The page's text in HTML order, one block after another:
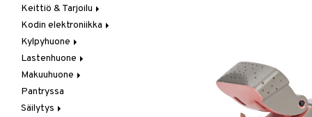
Keittiö & Tarjoilu
Aterimet
Kannut & Karahvit
Keittiösäilytys
Keittiötekstiilit
Keittiövälineet
Kodinkoneet
Kodin elektroniikka
Ääni
Kylpyhuone
Kylpyhuoneen sisustus
Kylpyhuoneen tarvikkeita
Kylpyhuoneen tekstiilit
Lastenhuone
Kylpyhuoneen koristelu
Lasten huonekalut
Lasten lamput
Makuuhuone
Huovat & Saalit
Koristetyynyt
Pantryssa
Säilytys